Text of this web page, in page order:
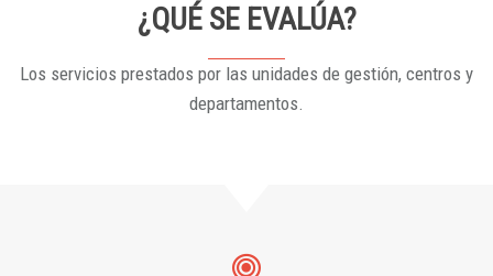
¿QUÉ SE EVALÚA?
Los servicios prestados por las unidades de gestión, centros y
departamentos.